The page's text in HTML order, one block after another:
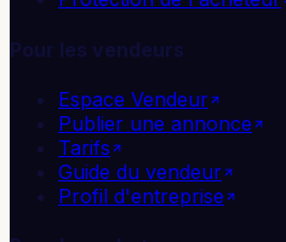
Pour les vendeurs
Espace Vendeur
Publier une annonce
Tarifs
Guide du vendeur
Profil d'entreprise